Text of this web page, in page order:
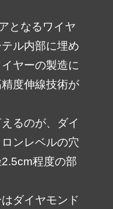
となるワイヤ
ル内部に埋め
ヤーの製造に
度伸線技術が
るのが、ダイ
ンレベルの穴
2.5cm程度の部
ダイヤモンド